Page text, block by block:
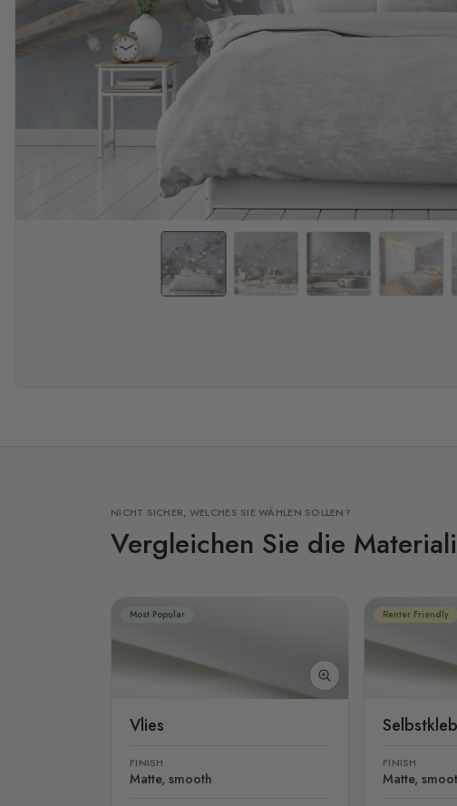
NICHT SICHER, WELCHES SIE WÄHLEN SOLLEN?
Vergleichen Sie die
Most Popular
Vlies
FINISH
Matte, smooth
Renter Friendly
FINISH
Matte,